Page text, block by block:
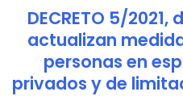
DECRETO 5/2021,
actualizan
personas en
privados y de